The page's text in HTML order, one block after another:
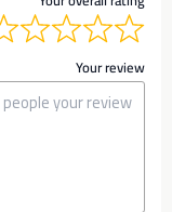
Your review